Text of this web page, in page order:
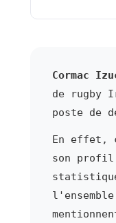
Cormac
de rugby
poste de
En effet,
son profil